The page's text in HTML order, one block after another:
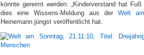
könnte gereimt werden: „Kinderverstand hat
dies eine Wissens-Meldung aus der Welt
Heinemann jüngst veröffentlicht hat.